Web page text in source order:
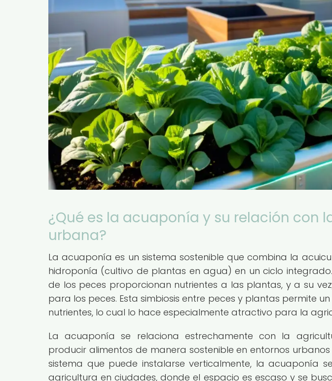
¿Qué es la acuaponía y su relación con
urbana?
La acuaponía es un sistema sostenible que combina la
hidroponía (cultivo de plantas en agua) en un ciclo integrado.
de los peces proporcionan nutrientes a las plantas, y a su
para los peces. Esta simbiosis entre peces y plantas permite
nutrientes, lo cual lo hace especialmente atractivo para la
La acuaponía se relaciona estrechamente con la
producir alimentos de manera sostenible en entornos
sistema que puede instalarse verticalmente, la acuaponía
agricultura en ciudades, donde el espacio es escaso y se